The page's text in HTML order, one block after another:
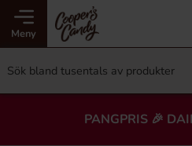
Meny
PANGPRIS 🎉